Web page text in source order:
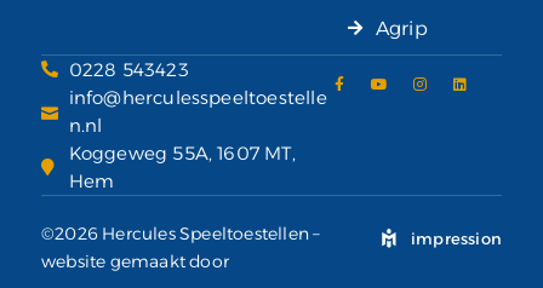
Agrip
0228 543423
info@herculesspeeltoestelle
n.nl
Koggeweg 55A, 1607 MT,
Hem
©2026 Hercules Speeltoestellen –
website gemaakt door
impression